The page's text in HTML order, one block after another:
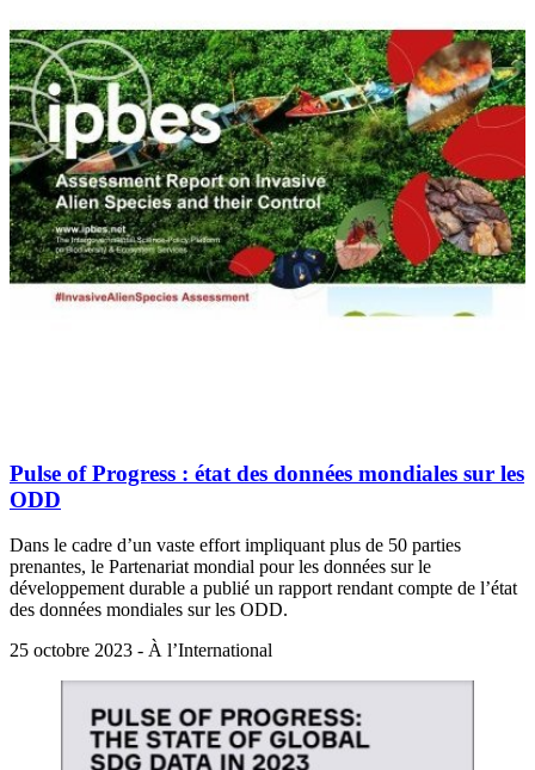
Pulse of Progress : état des données mondiales sur les
ODD
Dans le cadre d’un vaste effort impliquant plus de 50 parties
prenantes, le Partenariat mondial pour les données sur le
développement durable a publié un rapport rendant compte de l’état
des données mondiales sur les ODD.
25 octobre 2023 - À l’International